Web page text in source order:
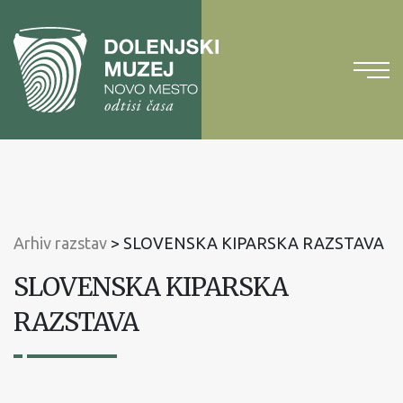
vsebinoNa
glavni
meni
Arhiv razstav > SLOVENSKA KIPARSKA RAZSTAVA
SLOVENSKA KIPARSKA
RAZSTAVA